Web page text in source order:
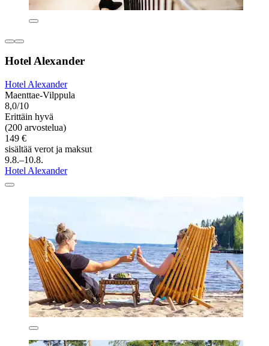
Hotel Alexander
Hotel Alexander
Maenttae-Vilppula
8,0/10
Erittäin hyvä
(200 arvostelua)
149 €
sisältää verot ja maksut
9.8.–10.8.
Hotel Alexander